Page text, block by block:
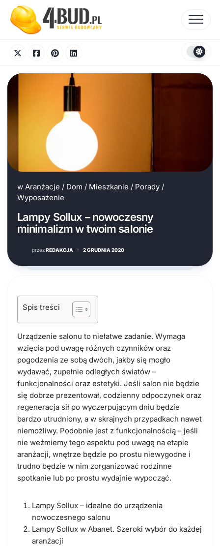
content
w Aranżacje / Dom / Mieszkanie / Porady /
Wyposażenie
Lampy Sollux – nowoczesny
minimalizm w twoim salonie
przezREDAKCJA · 2 GRUDNIA 2020
Spis treści
Urządzenie salonu to niełatwe zadanie. Wymaga
wzięcia pod uwagę różnych czynników oraz
pogodzenia ze sobą dwóch, jakby się mogło
wydawać, zupełnie odległych światów –
funkcjonalności oraz estetyki. Jeśli salon nie będzie
się dobrze prezentował, codzienny odpoczynek oraz
regeneracja sił po wyczerpującym dniu będzie
bardzo utrudniony, a w skrajnych przypadkach nawet
niemożliwy. Podobnie jest z funkcjonalnością – jeśli
nie weźmiemy tego aspektu pod uwagę na etapie
aranżacji, wnętrze będzie po prostu niewygodne i
trudno będzie w nim zorganizować rodzinne
spotkanie lub po prostu wydajnie wypocząć.
Lampy Sollux – idealne do urządzenia
nowoczesnego salonu
Lampy Sollux w Abanet. Szeroki wybór do każdej
aranżacji